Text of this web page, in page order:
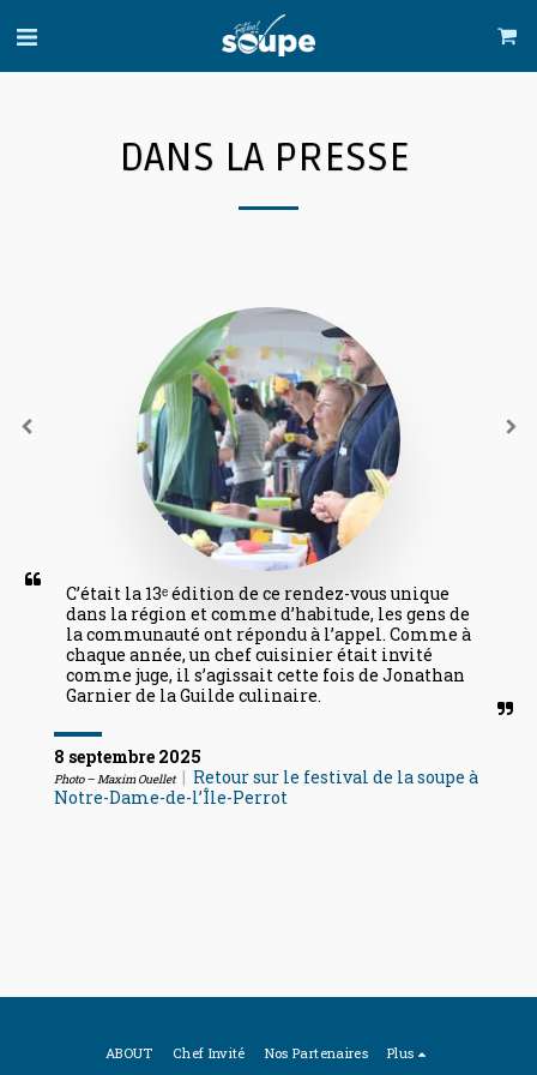
DANS LA PRESSE
C’était la 13ᵉ édition de ce rendez-vous unique
dans la région et comme d’habitude, les gens de
la communauté ont répondu à l’appel. Comme à
chaque année, un chef cuisinier était invité
comme juge, il s’agissait cette fois de Jonathan
Garnier de la Guilde culinaire.
8 septembre 2025
Photo – Maxim Ouellet| Retour sur le festival de la soupe à
Notre-Dame-de-l’Île-Perrot
ABOUT Chef Invité Nos Partenaires Plus